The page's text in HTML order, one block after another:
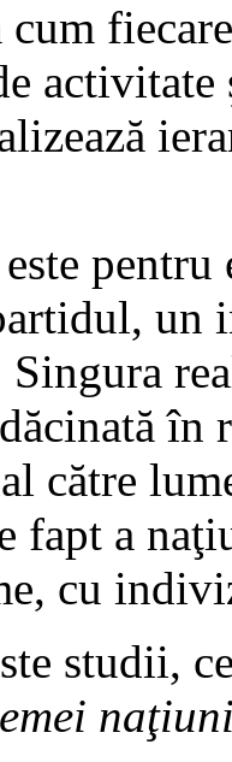
activitate
pentru
un
în
către
fapt a
cu
studii,